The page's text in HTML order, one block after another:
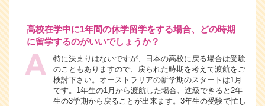
高校在学中に1年間の休学留学をする場合、どの時期
に留学するのがいいでしょうか？
特に決まりはないですが、日本の高校に戻る場合は受験
のこともありますので、戻られた時期を考えて渡航をご
検討下さい。オーストラリアの新学期のスタートは1月
です。1年生の1月から渡航した場合、進級できると2年
生の3学期から戻ることが出来ます。3年生の受験で忙し